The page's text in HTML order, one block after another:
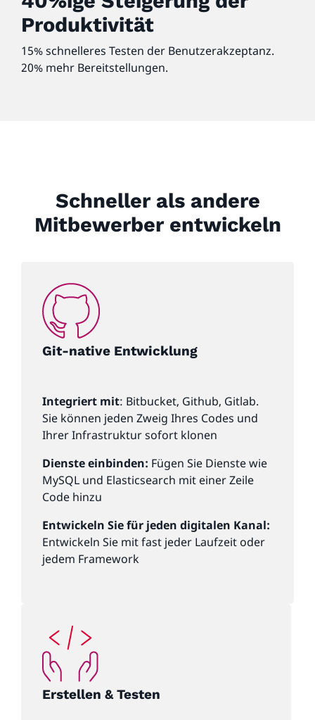
Produktivität
15% schnelleres Testen der Benutzerakzeptanz.
20% mehr Bereitstellungen.
Schneller als andere
Mitbewerber entwickeln
Git-native Entwicklung
Integriert mit: Bitbucket, Github, Gitlab.
Sie können jeden Zweig Ihres Codes und
Ihrer Infrastruktur sofort klonen
Dienste einbinden: Fügen Sie Dienste wie
MySQL und Elasticsearch mit einer Zeile
Code hinzu
Entwickeln Sie für jeden digitalen Kanal:
Entwickeln Sie mit fast jeder Laufzeit oder
jedem Framework
Erstellen & Testen